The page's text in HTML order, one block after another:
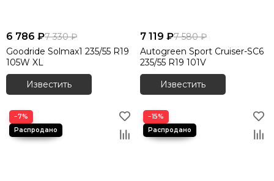
6 786 ₽7 330 ₽
Goodride Solmax1 235/55 R19
105W XL
Известить
7 119 ₽7 580 ₽
Autogreen Sport Cruiser-SC6
235/55 R19 101V
Известить
−7% −15%